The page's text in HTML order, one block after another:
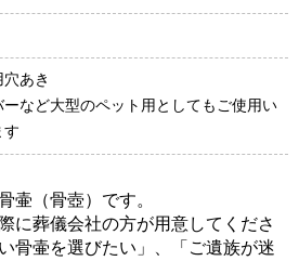
あき
ーなど大型のペット用としてもご使用い
す
壷（骨壺）です。
に葬儀会社の方が用意してくださ
骨壷を選びたい」、「ご遺族が迷